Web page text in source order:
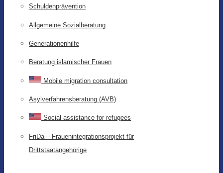
Schuldenprävention
Allgemeine Sozialberatung
Generationenhilfe
Beratung islamischer Frauen
Mobile migration consultation
Asylverfahrensberatung (AVB)
Social assistance for refugees
FriDa – Frauenintegrationsprojekt für
Drittstaatangehörige